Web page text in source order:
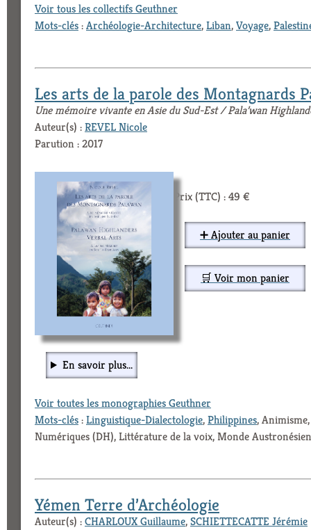
Voir tous les collectifs Geuthner
Mots-clés:Archéologie-Architecture,Liban,Voyage,
Les arts de la parole des Montagnards
Une mémoire vivante en Asie du Sud-Est / Pala’wan
Auteur(s) :REVEL Nicole
Parution : 2017
Prix (TTC) : 49 €
➕ Ajouter au panier
🛒 Voir mon panier
En savoir plus...
Voir toutes les monographies Geuthner
Mots-clés:Linguistique-Dialectologie,Philippines,
Numériques (DH), Littérature de la voix, Monde
Yémen Terre d’Archéologie
Auteur(s) :CHARLOUX Guillaume,SCHIETTECATTE Jérémie